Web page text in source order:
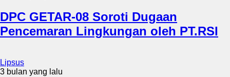
DPC GETAR-08 Soroti Dugaan
Pencemaran Lingkungan oleh PT.RSI
Lipsus
3 bulan yang lalu